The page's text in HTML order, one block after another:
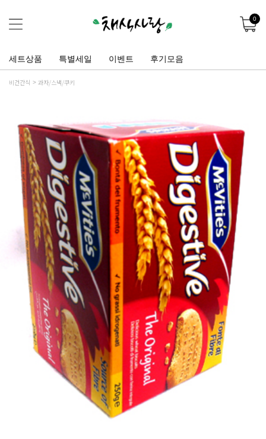
0
세트상품 특별세일 이벤트 후기모음
비건간식 과자/스낵/쿠키